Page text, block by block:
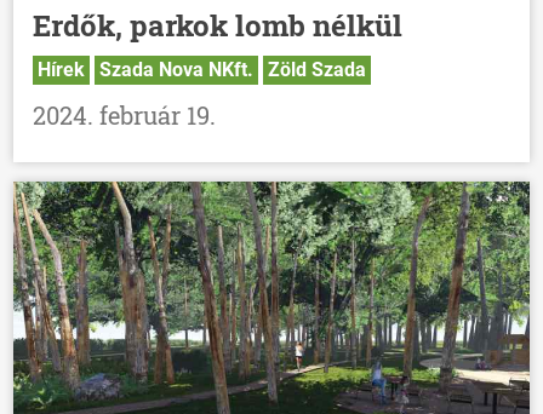
Erdők, parkok lomb nélkül
Hírek Szada Nova NKft. Zöld Szada
2024. február 19.